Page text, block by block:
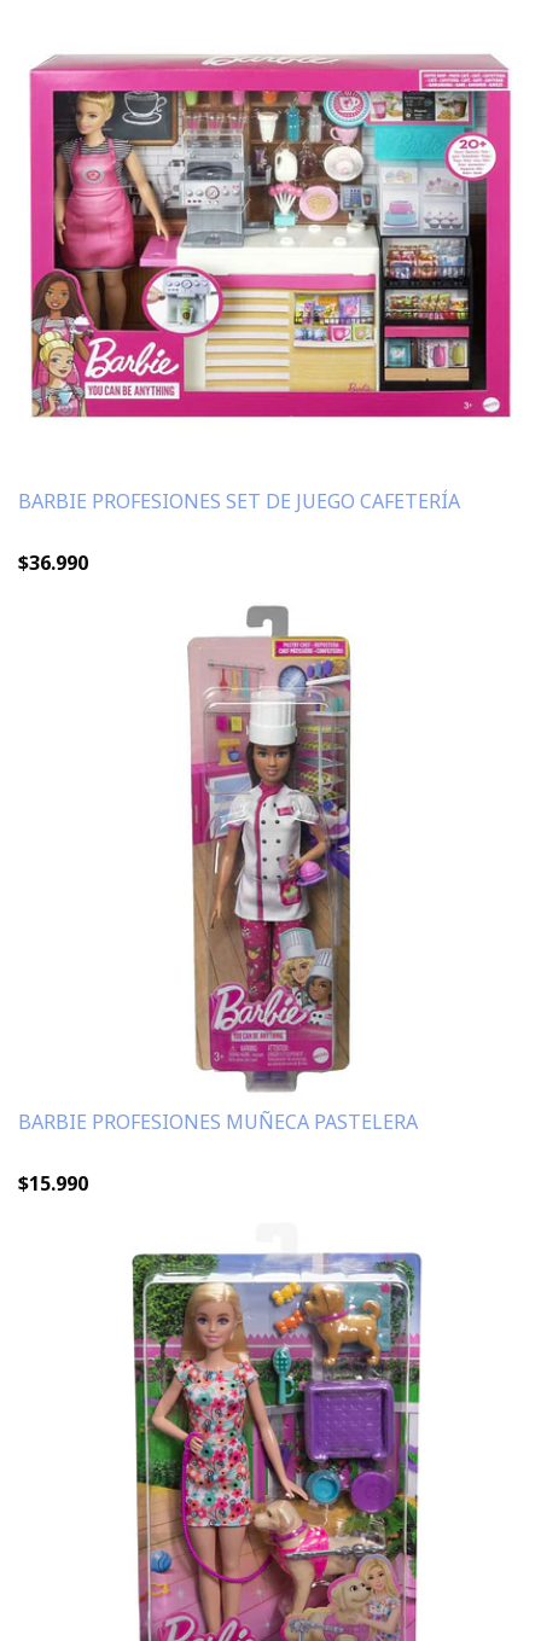
BARBIE PROFESIONES SET DE JUEGO CAFETERÍA
$36.990
BARBIE PROFESIONES MUÑECA PASTELERA
$15.990